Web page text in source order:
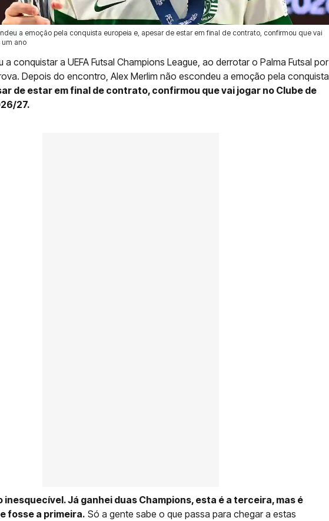
a emoção pela conquista europeia e, apesar de estar em final de contrato, confirmou que vai
um ano
0
a conquistar a UEFA Futsal Champions League, ao derrotar o Palma Futsal por
Depois do encontro, Alex Merlim não escondeu a emoção pela conquista
de estar em final de contrato, confirmou que vai jogar no Clube de
27.
inesquecível. Já ganhei duas Champions, esta é a terceira, mas é
fosse a primeira. Só a gente sabe o que passa para chegar a estas